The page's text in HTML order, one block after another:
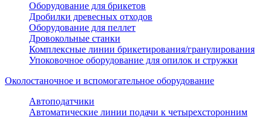
Оборудование для брикетов
Дробилки древесных отходов
Оборудование для пеллет
Дровокольные станки
Комплексные линии брикетирования/гранулирования
Упоковочное оборудование для опилок и стружки
Околостаночное и вспомогательное оборудование
Автоподатчики
Автоматические линии подачи к четырехсторонним